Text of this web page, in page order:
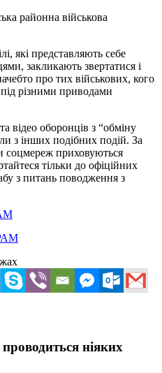
районна військова
які представляють себе
закликають звертатися і
про тих військових, кого
різними приводами
відео оборонців з “обміну
з інших подібних подій. За
соцмереж приховуються
тільки до офіційних
з питань поводження з
ніяких